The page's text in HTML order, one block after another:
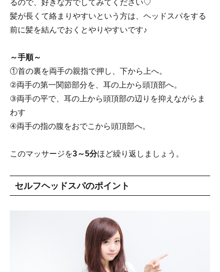
るので、好きな方でしてみてください♡
髪が長くて絡まりやすいという方は、ヘッドスパをする
前に髪を結んでおくとやりやすいです♪
～手順～
①首の裏を両手の親指で押し、下から上へ。
②両手の第一関節部分を、耳の上から頭頂部へ。
③両手の平で、耳の上から頭頂部の辺りを抑えながらま
わす
④両手の指の腹をおでこから頭頂部へ。
このマッサージを3～5分ほど繰り返しましょう。
セルフヘッドスパのポイント